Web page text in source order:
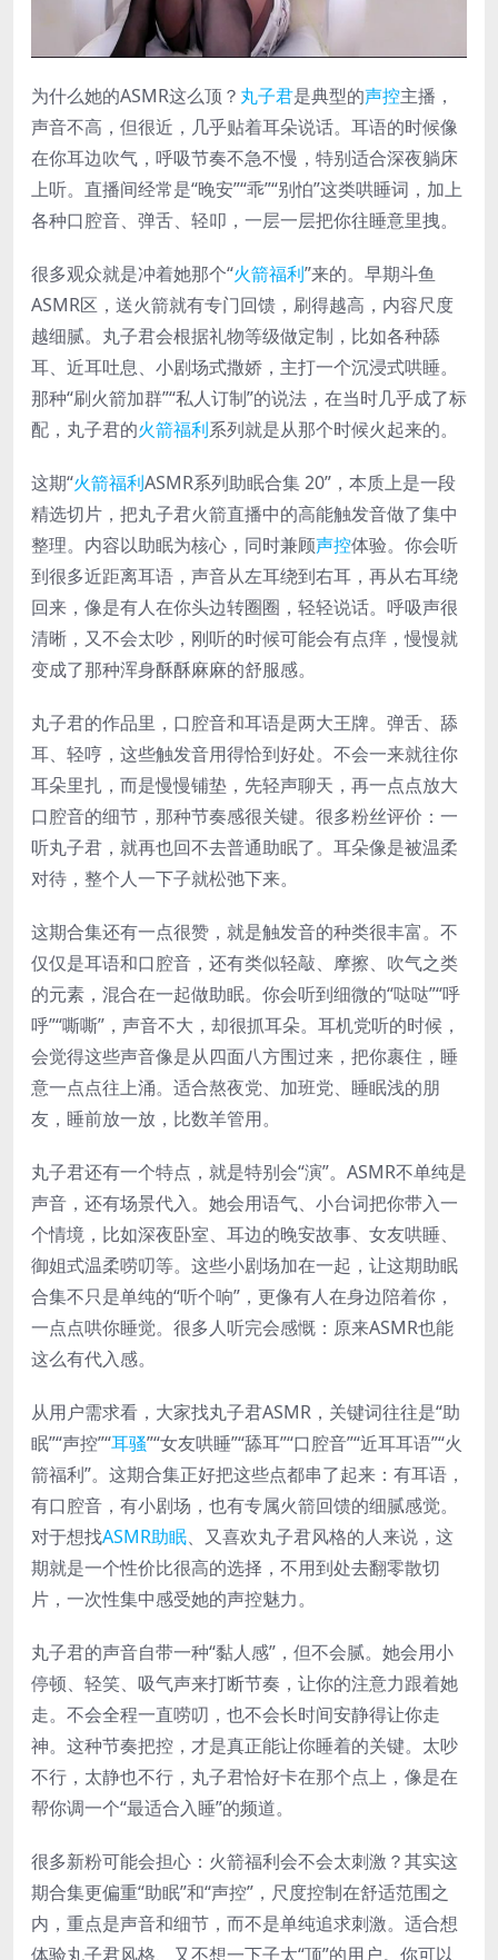
为什么她的ASMR这么顶？ 丸子君是典型的声控主播，
声音不高，但很近，几乎贴着耳朵说话。耳语的时候像
在你耳边吹气，呼吸节奏不急不慢，特别适合深夜躺床
上听。直播间经常是“晚安”“乖”“别怕”这类哄睡词，加上
各种口腔音、弹舌、轻叩，一层一层把你往睡意里拽。
很多观众就是冲着她那个“火箭福利”来的。早期斗鱼
ASMR区，送火箭就有专门回馈，刷得越高，内容尺度
越细腻。丸子君会根据礼物等级做定制，比如各种舔
耳、近耳吐息、小剧场式撒娇，主打一个沉浸式哄睡。
那种“刷火箭加群”“私人订制”的说法，在当时几乎成了标
配，丸子君的火箭福利系列就是从那个时候火起来的。
这期“火箭福利ASMR系列助眠合集 20”，本质上是一段
精选切片，把丸子君火箭直播中的高能触发音做了集中
整理。内容以助眠为核心，同时兼顾声控体验。你会听
到很多近距离耳语，声音从左耳绕到右耳，再从右耳绕
回来，像是有人在你头边转圈圈，轻轻说话。呼吸声很
清晰，又不会太吵，刚听的时候可能会有点痒，慢慢就
变成了那种浑身酥酥麻麻的舒服感。
丸子君的作品里，口腔音和耳语是两大王牌。弹舌、舔
耳、轻哼，这些触发音用得恰到好处。不会一来就往你
耳朵里扎，而是慢慢铺垫，先轻声聊天，再一点点放大
口腔音的细节，那种节奏感很关键。很多粉丝评价：一
听丸子君，就再也回不去普通助眠了。耳朵像是被温柔
对待，整个人一下子就松弛下来。
这期合集还有一点很赞，就是触发音的种类很丰富。不
仅仅是耳语和口腔音，还有类似轻敲、摩擦、吹气之类
的元素，混合在一起做助眠。你会听到细微的“哒哒”“呼
呼”“嘶嘶”，声音不大，却很抓耳朵。耳机党听的时候，
会觉得这些声音像是从四面八方围过来，把你裹住，睡
意一点点往上涌。适合熬夜党、加班党、睡眠浅的朋
友，睡前放一放，比数羊管用。
丸子君还有一个特点，就是特别会“演”。ASMR不单纯是
声音，还有场景代入。她会用语气、小台词把你带入一
个情境，比如深夜卧室、耳边的晚安故事、女友哄睡、
御姐式温柔唠叨等。这些小剧场加在一起，让这期助眠
合集不只是单纯的“听个响”，更像有人在身边陪着你，
一点点哄你睡觉。很多人听完会感慨：原来ASMR也能
这么有代入感。
从用户需求看，大家找丸子君ASMR，关键词往往是“助
眠”“声控”“耳骚”“女友哄睡”“舔耳”“口腔音”“近耳耳语”“火
箭福利”。这期合集正好把这些点都串了起来：有耳语，
有口腔音，有小剧场，也有专属火箭回馈的细腻感觉。
对于想找ASMR助眠、又喜欢丸子君风格的人来说，这
期就是一个性价比很高的选择，不用到处去翻零散切
片，一次性集中感受她的声控魅力。
丸子君的声音自带一种“黏人感”，但不会腻。她会用小
停顿、轻笑、吸气声来打断节奏，让你的注意力跟着她
走。不会全程一直唠叨，也不会长时间安静得让你走
神。这种节奏把控，才是真正能让你睡着的关键。太吵
不行，太静也不行，丸子君恰好卡在那个点上，像是在
帮你调一个“最适合入睡”的频道。
很多新粉可能会担心：火箭福利会不会太刺激？其实这
期合集更偏重“助眠”和“声控”，尺度控制在舒适范围之
内，重点是声音和细节，而不是单纯追求刺激。适合想
体验丸子君风格、又不想一下子太“顶”的用户。你可以